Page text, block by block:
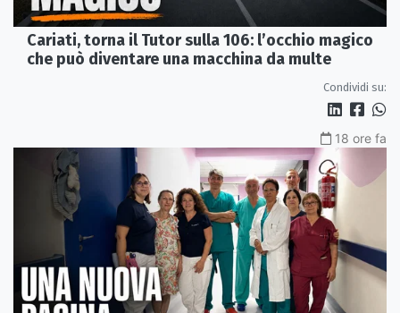
Cariati, torna il Tutor sulla 106: l’occhio magico
che può diventare una macchina da multe
Condividi su:
18 ore fa